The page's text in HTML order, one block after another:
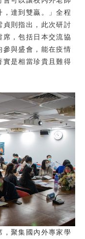
達到雙贏。」全程
貞則指出，此次研討
，包括日本交流協
參與盛會，能在疫情
實是相當珍貴且難得
，聚集國內外專家學